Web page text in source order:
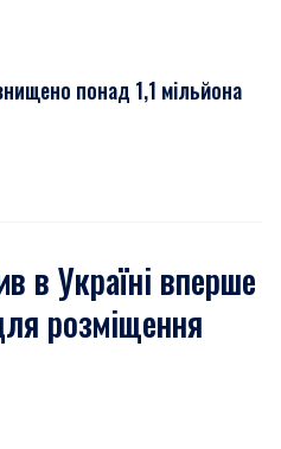
понад 1,1 мільйона
в Україні вперше
розміщення